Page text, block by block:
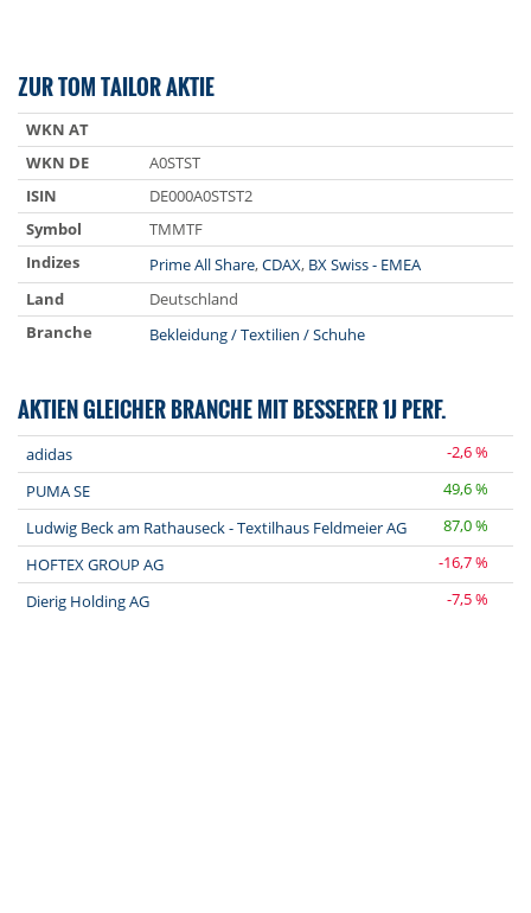
ZUR TOM TAILOR AKTIE
WKN AT
WKN DE
A0STST
ISIN
DE000A0STST2
Symbol
TMMTF
Indizes
Prime All Share,CDAX, BX Swiss - EMEA
Land
Deutschland
Branche
Bekleidung / Textilien / Schuhe
AKTIEN GLEICHER BRANCHE MIT BESSERER 1J PERF.
adidas
-2,6 %
PUMA SE
49,6 %
Ludwig Beck am Rathauseck - Textilhaus Feldmeier AG
87,0 %
HOFTEX GROUP AG
-16,7 %
Dierig Holding AG
-7,5 %